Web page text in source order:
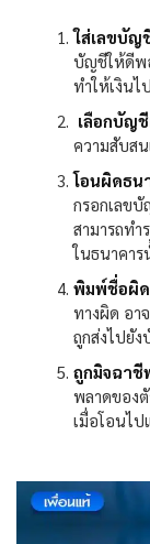
ใส่เลขบัญ
บัญชีให้ดีพ
ทำให้เงิน
เลือกบัญ
ความสับส
โอนผิดธน
กรอกเลข
สามารถทำ
ในธนาคาร
พิมพ์ชื่อผิด
ทางผิด อา
ถูกส่งไปยั
ถูกมิจฉาชี
พลาดของ
เมื่อโอนไ